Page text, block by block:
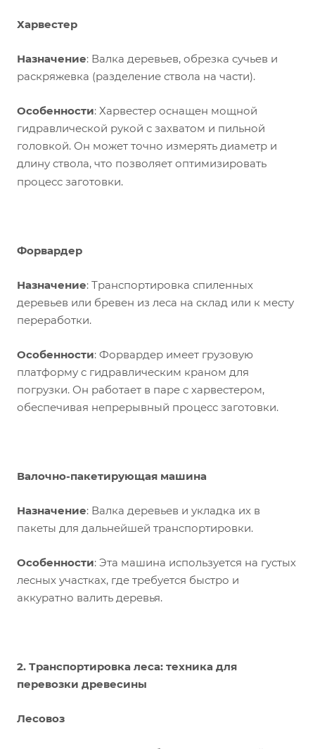
Харвестер
Назначение: Валка деревьев, обрезка сучьев и
раскряжевка (разделение ствола на части).
Особенности: Харвестер оснащен мощной
гидравлической рукой с захватом и пильной
головкой. Он может точно измерять диаметр и
длину ствола, что позволяет оптимизировать
процесс заготовки.
Форвардер
Назначение: Транспортировка спиленных
деревьев или бревен из леса на склад или к месту
переработки.
Особенности: Форвардер имеет грузовую
платформу с гидравлическим краном для
погрузки. Он работает в паре с харвестером,
обеспечивая непрерывный процесс заготовки.
Валочно-пакетирующая машина
Назначение: Валка деревьев и укладка их в
пакеты для дальнейшей транспортировки.
Особенности: Эта машина используется на густых
лесных участках, где требуется быстро и
аккуратно валить деревья.
2. Транспортировка леса: техника для
перевозки древесины
Лесовоз